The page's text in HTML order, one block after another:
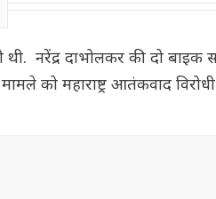
नरेंद्र दाभोलकर की दो बाइक
को महाराष्ट्र आतंकवाद